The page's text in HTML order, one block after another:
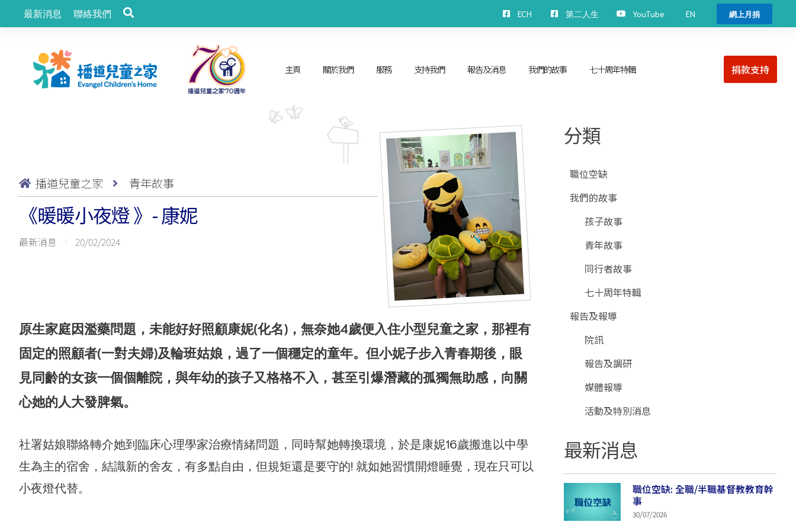
最新消息 聯絡我們 ECH 第二人生 YouTube EN 網上月捐
主頁 關於我們 服務 支持我們 報告及消息 我們的故事 七十周年特輯 捐款支持
播道兒童之家 青年故事
《暖暖小夜燈 》- 康妮
最新消息 20/02/2024
原生家庭因濫藥問題，未能好好照顧康妮(化名)，無奈她4歲便入住小型兒童之家，那裡有
固定的照顧者(一對夫婦)及輪班姑娘，過了一個穩定的童年。但小妮子步入青春期後，眼
見同齡的女孩一個個離院，與年幼的孩子又格格不入，甚至引爆潛藏的孤獨無助感，向關
心她的人大發脾氣。
社署姑娘聯絡轉介她到臨床心理學家治療情緒問題，同時幫她轉換環境，於是康妮16歲搬進以中學
生為主的宿舍，結識新的舍友，有多點自由，但規矩還是要守的! 就如她習慣開燈睡覺，現在只可以
小夜燈代替。
分類
職位空缺
我們的故事
孩子故事
青年故事
同行者故事
七十周年特輯
報告及報導
院訊
報告及調研
媒體報導
活動及特別消息
最新消息
職位空缺: 全職/半職基督教教育幹
事
30/07/2026
服務